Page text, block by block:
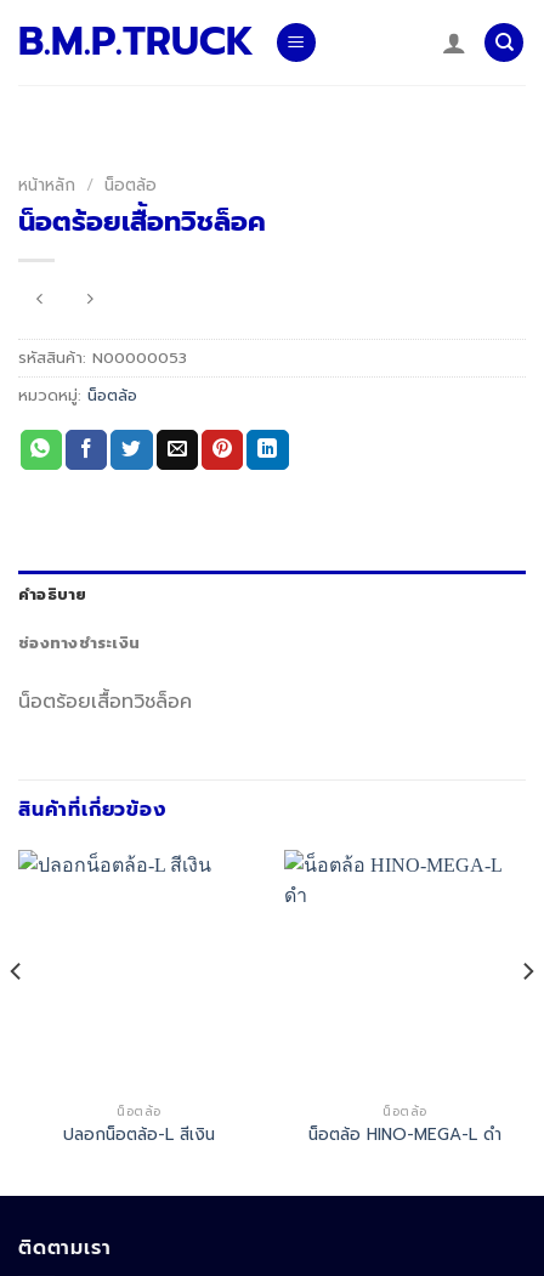
B.M.P.TRUCK
หน้าหลัก / น็อตล้อ
น็อตร้อยเสื้อทวิชล็อค
รหัสสินค้า: N00000053
หมวดหมู่: น็อตล้อ
คำอธิบาย
ช่องทางชำระเงิน
น็อตร้อยเสื้อทวิชล็อค
สินค้าที่เกี่ยวข้อง
น็อตล้อ
ปลอกน็อตล้อ-L สีเงิน
น็อตล้อ
น็อตล้อ HINO-MEGA-L ดำ
ติดตามเรา